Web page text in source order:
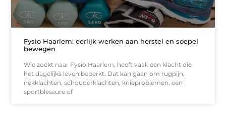
Fysio Haarlem: eerlijk werken aan herstel en soepel
bewegen
Wie zoekt naar Fysio Haarlem, heeft vaak een klacht die
het dagelijks leven beperkt. Dat kan gaan om rugpijn,
nekklachten, schouderklachten, knieproblemen, een
sportblessure of